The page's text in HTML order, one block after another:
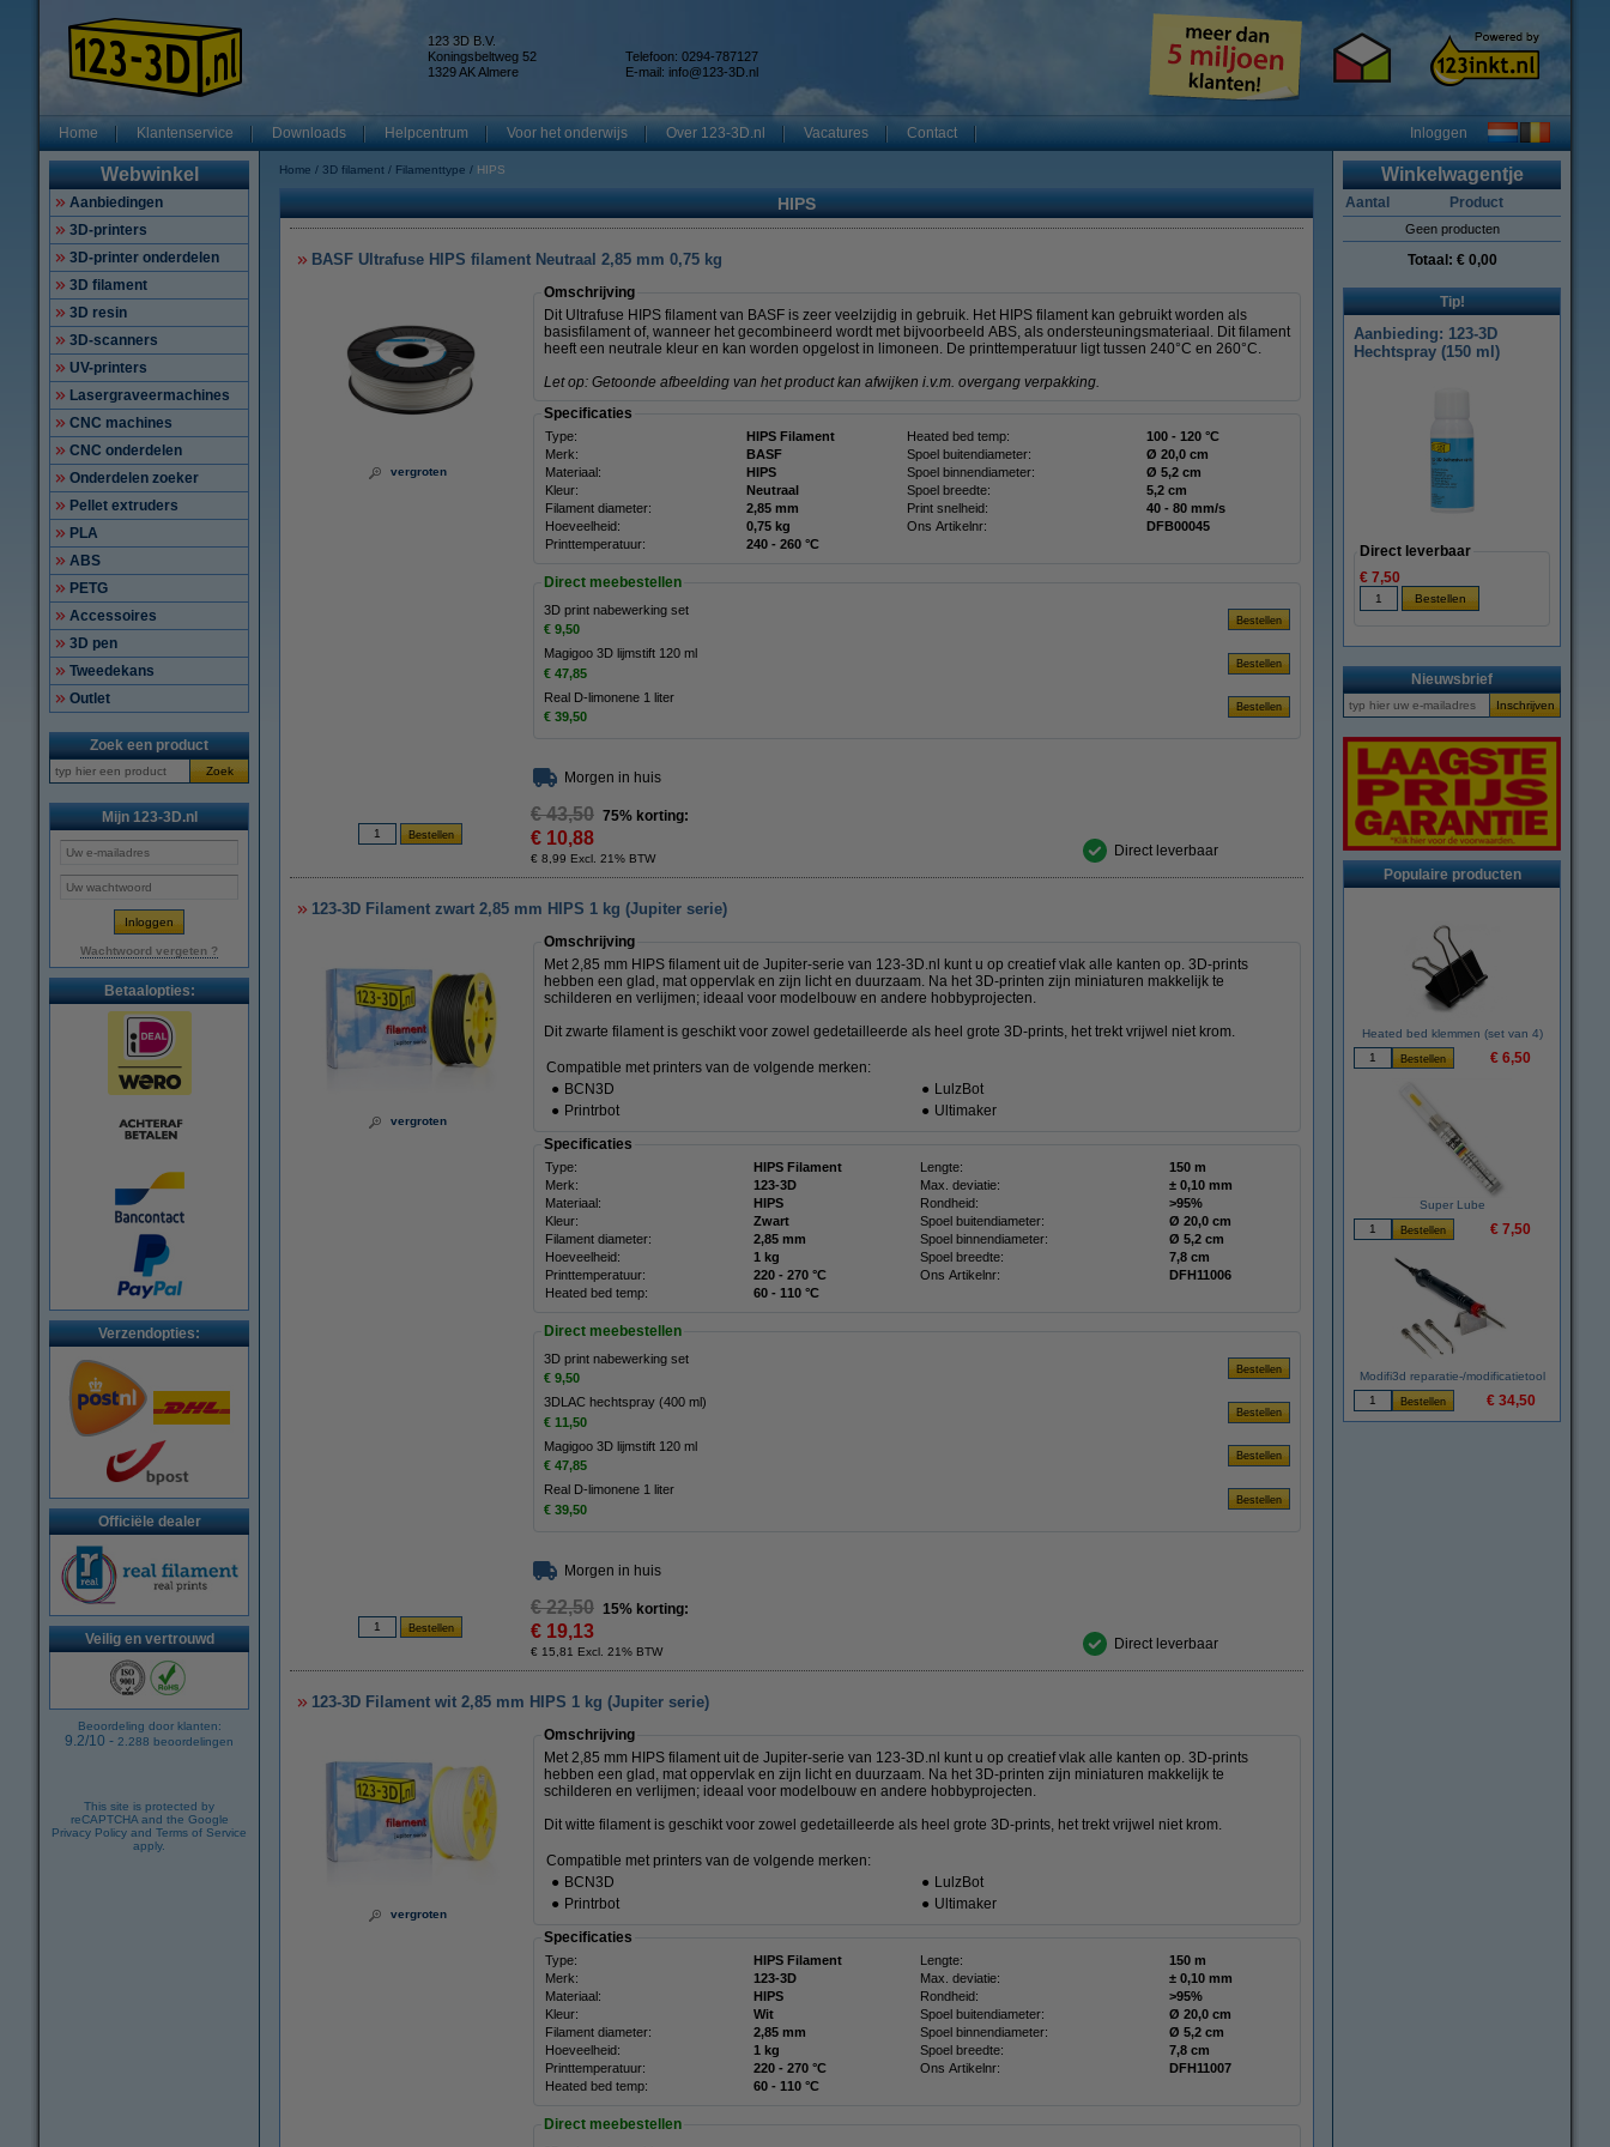
123 3D B.V.
Koningsbeltweg 52
1329 AK Almere
Telefoon: 0294-787127
E-mail: info@123-3D.nl
Home Klantenservice Downloads Helpcentrum Voor het onderwijs Over 123-3D.nl Vacatures Contact Inloggen
Webwinkel
Aanbiedingen
3D-printers
3D-printer onderdelen
3D filament
3D resin
3D-scanners
UV-printers
Lasergraveermachines
CNC machines
CNC onderdelen
Onderdelen zoeker
Pellet extruders
PLA
ABS
PETG
Accessoires
3D pen
Tweedekans
Outlet
Zoek een product
Zoek
Mijn 123-3D.nl
Wachtwoord vergeten ?
Betaalopties:
Verzendopties:
Officiële dealer
Veilig en vertrouwd
Beoordeling door klanten:
9.2/10 - 2.288 beoordelingen
This site is protected by
reCAPTCHA and the Google
Privacy Policy and Terms of Service
apply.
Home 3D filament Filamenttype HIPS
HIPS
BASF Ultrafuse HIPS filament Neutraal 2,85 mm 0,75 kg
vergroten
Omschrijving
Dit Ultrafuse HIPS filament van BASF is zeer veelzijdig in gebruik. Het HIPS filament kan gebruikt worden als
basisfilament of, wanneer het gecombineerd wordt met bijvoorbeeld ABS, als ondersteuningsmateriaal. Dit filament
heeft een neutrale kleur en kan worden opgelost in limoneen. De printtemperatuur ligt tussen 240°C en 260°C.
Let op: Getoonde afbeelding van het product kan afwijken i.v.m. overgang verpakking.
Specificaties
Type: HIPS Filament Heated bed temp:
100 - 120 °C
Merk:
BASF Spoel buitendiameter:
Ø 20,0 cm
Materiaal:
HIPS Spoel binnendiameter:
Ø 5,2 cm
Kleur:
Neutraal Spoel breedte:
5,2 cm
Filament diameter:
2,85 mm Print snelheid:
40 - 80 mm/s
Hoeveelheid:
0,75 kg Ons Artikelnr:
DFB00045
Printtemperatuur:
240 - 260 °C
Direct meebestellen
3D print nabewerking set
€ 9,50
Magigoo 3D lijmstift 120 ml
€ 47,85
Real D-limonene 1 liter
€ 39,50
Morgen in huis
€ 43,50 75% korting:
€ 10,88
€ 8,99 Excl. 21% BTW Direct leverbaar
123-3D Filament zwart 2,85 mm HIPS 1 kg (Jupiter serie)
vergroten
Omschrijving
Met 2,85 mm HIPS filament uit de Jupiter-serie van 123-3D.nl kunt u op creatief vlak alle kanten op. 3D-prints
hebben een glad, mat oppervlak en zijn licht en duurzaam. Na het 3D-printen zijn miniaturen makkelijk te
schilderen en verlijmen; ideaal voor modelbouw en andere hobbyprojecten.
Dit zwarte filament is geschikt voor zowel gedetailleerde als heel grote 3D-prints, het trekt vrijwel niet krom.
Compatible met printers van de volgende merken:
● BCN3D ● LulzBot
● Printrbot ● Ultimaker
Specificaties
Type: HIPS Filament Lengte:
150 m
Merk:
123-3D Max. deviatie:
± 0,10 mm
Materiaal:
HIPS Rondheid:
>95%
Kleur:
Zwart Spoel buitendiameter:
Ø 20,0 cm
Filament diameter:
2,85 mm Spoel binnendiameter:
Ø 5,2 cm
Hoeveelheid:
1 kg Spoel breedte:
7,8 cm
Printtemperatuur:
220 - 270 °C Ons Artikelnr:
DFH11006
Heated bed temp:
60 - 110 °C
Direct meebestellen
3D print nabewerking set
€ 9,50
3DLAC hechtspray (400 ml)
€ 11,50
Magigoo 3D lijmstift 120 ml
€ 47,85
Real D-limonene 1 liter
€ 39,50
Morgen in huis
€ 22,50 15% korting:
€ 19,13
€ 15,81 Excl. 21% BTW Direct leverbaar
123-3D Filament wit 2,85 mm HIPS 1 kg (Jupiter serie)
vergroten
Omschrijving
Met 2,85 mm HIPS filament uit de Jupiter-serie van 123-3D.nl kunt u op creatief vlak alle kanten op. 3D-prints
hebben een glad, mat oppervlak en zijn licht en duurzaam. Na het 3D-printen zijn miniaturen makkelijk te
schilderen en verlijmen; ideaal voor modelbouw en andere hobbyprojecten.
Dit witte filament is geschikt voor zowel gedetailleerde als heel grote 3D-prints, het trekt vrijwel niet krom.
Compatible met printers van de volgende merken:
● BCN3D ● LulzBot
● Printrbot ● Ultimaker
Specificaties
Type: HIPS Filament Lengte:
150 m
Merk:
123-3D Max. deviatie:
± 0,10 mm
Materiaal:
HIPS Rondheid:
>95%
Kleur:
Wit Spoel buitendiameter:
Ø 20,0 cm
Filament diameter:
2,85 mm Spoel binnendiameter:
Ø 5,2 cm
Hoeveelheid:
1 kg Spoel breedte:
7,8 cm
Printtemperatuur:
220 - 270 °C Ons Artikelnr:
DFH11007
Heated bed temp:
60 - 110 °C
Direct meebestellen
Winkelwagentje
Aantal Product
Geen producten
Totaal: € 0,00
Tip!
Aanbieding: 123-3D
Hechtspray (150 ml)
Direct leverbaar
€ 7,50
Nieuwsbrief
Populaire producten
Heated bed klemmen (set van 4)
€ 6,50
Super Lube
€ 7,50
Modifi3d reparatie-/modificatietool
€ 34,50